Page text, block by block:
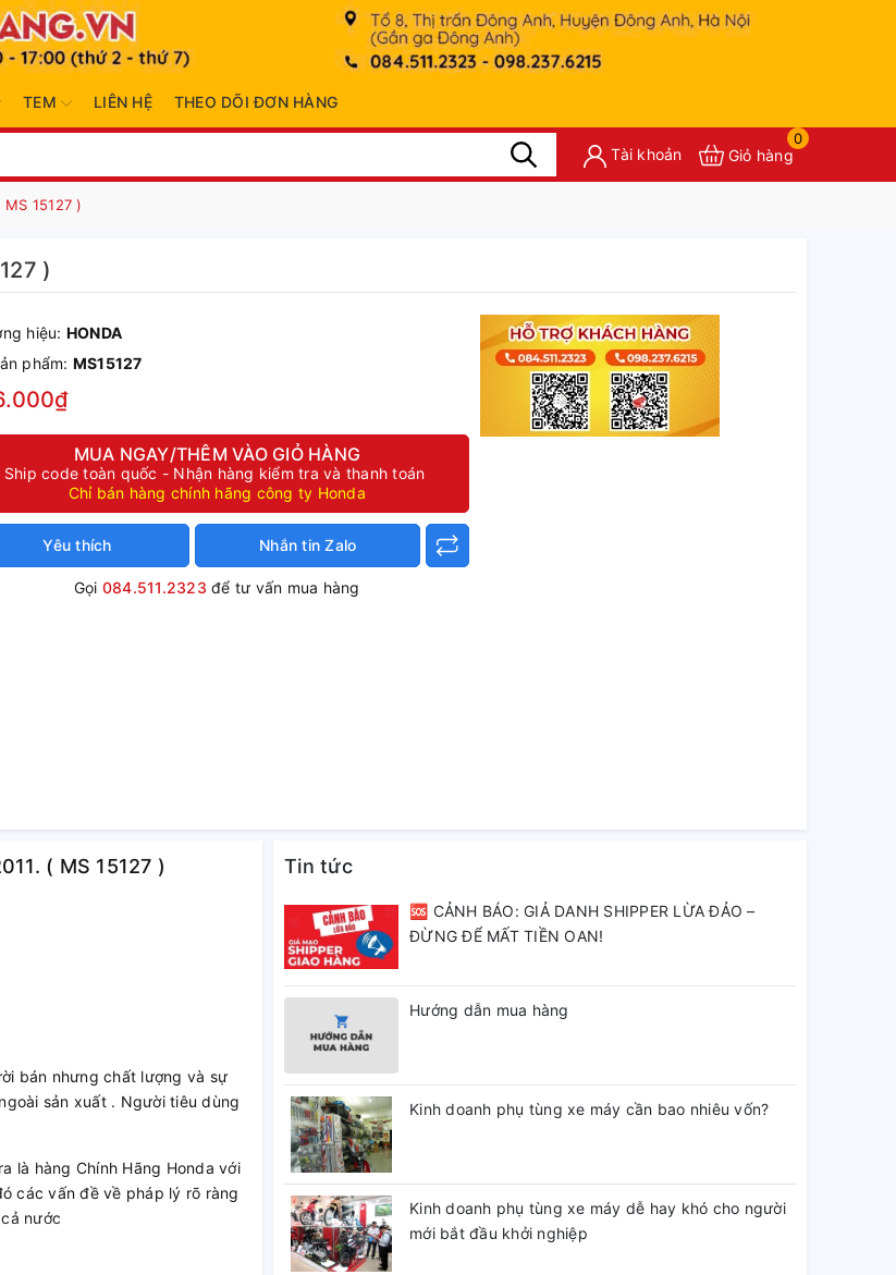
TEM LIÊN HỆ THEO DÕI ĐƠN HÀNG
Tài khoản
0
Giỏ hàng
15127 )
)
hiệu: HONDA
phẩm: MS15127
MUA NGAY/THÊM VÀO GIỎ HÀNG
Ship code toàn quốc - Nhận hàng kiểm tra và thanh toán
Chỉ bán hàng chính hãng công ty Honda
Yêu thích Nhắn tin Zalo
Gọi 084.511.2323 để tư vấn mua hàng
( MS 15127 )
bán nhưng chất lượng và sự
sản xuất . Người tiêu dùng
là hàng Chính Hãng Honda với
các vấn đề về pháp lý rõ ràng
nước
Tin tức
🆘 CẢNH BÁO: GIẢ DANH SHIPPER LỪA ĐẢO –
ĐỪNG ĐỂ MẤT TIỀN OAN!
Hướng dẫn mua hàng
Kinh doanh phụ tùng xe máy cần bao nhiêu vốn?
Kinh doanh phụ tùng xe máy dễ hay khó cho người
mới bắt đầu khởi nghiệp